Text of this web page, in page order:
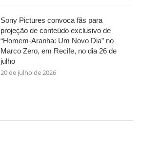
Sony Pictures convoca fãs para
projeção de conteúdo exclusivo de
“Homem-Aranha: Um Novo Dia” no
Marco Zero, em Recife, no dia 26 de
julho
20 de julho de 2026